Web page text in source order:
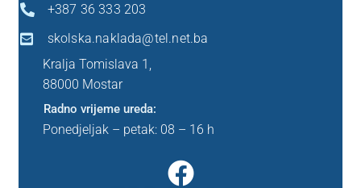
Sedmi razred
Šesti razred
Prvi razred
+387 36 333 203
skolska.naklada@tel.net.ba
Kralja Tomislava 1,
88000 Mostar
Radno vrijeme ureda:
Ponedjeljak – petak: 08 – 16 h